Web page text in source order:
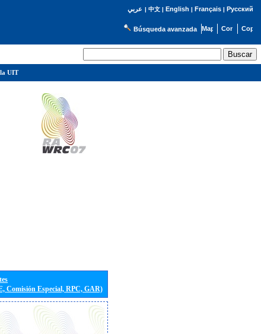
عربي | 中文| English | Français| Русский
Búsqueda avanzada
Comisión Especial, RPC, GAR)
la UIT